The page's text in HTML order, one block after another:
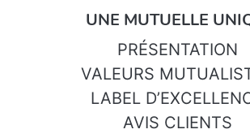
UNE MUTUELLE
PRÉSENTATION
VALEURS
LABEL
AVIS CLIENTS